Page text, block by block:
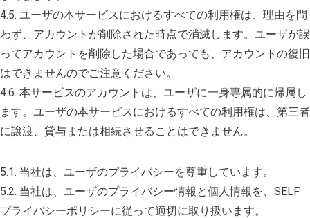
4.5. ユーザの本サービスにおけるすべての利用権は、理由を問
わず、アカウントが削除された時点で消滅します。ユーザが誤
ってアカウントを削除した場合であっても、アカウントの復旧
はできませんのでご注意ください。
4.6. 本サービスのアカウントは、ユーザに一身専属的に帰属し
ます。ユーザの本サービスにおけるすべての利用権は、第三者
に譲渡、貸与または相続させることはできません。
5.1. 当社は、ユーザのプライバシーを尊重しています。
5.2. 当社は、ユーザのプライバシー情報と個人情報を、SELF
プライバシーポリシーに従って適切に取り扱います。